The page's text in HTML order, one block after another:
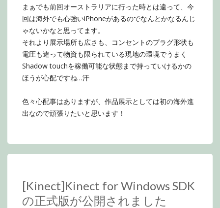
まぁでも前回オーストラリアに行った時とは違って、今
回は海外でも心強いiPhoneがあるのでなんとかなるんじ
ゃないかなと思ってます。
それより展示場所も広さも、コンセントのプラグ形状も
電圧も違って物資も限られている現地の環境でうまく
Shadow touchを稼働可能な状態まで持っていけるかの
ほうが心配ですね…汗
色々心配事はありますが、作品展示としては初の海外進
出なので頑張りたいと思います！
[Kinect]Kinect for Windows SDK
の正式版が公開されました